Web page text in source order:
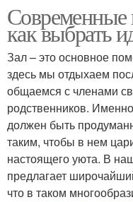
Современные
как выбрать
Зал – это основное
здесь мы отдыхаем
общаемся с членами
родственников.
должен быть
таким, чтобы в нем
настоящего уюта. В
предлагает
что в таком